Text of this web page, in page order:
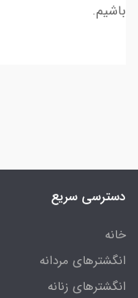
باشیم.
دسترسی سریع
خانه
انگشترهای مردانه
انگشترهای زنانه